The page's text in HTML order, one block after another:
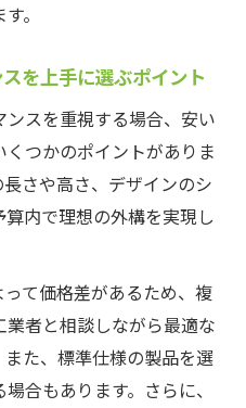
。
を上手に選ぶポイント
スを重視する場合、安い
つかのポイントがありま
さや高さ、デザインのシ
内で理想の外構を実現し
て価格差があるため、複
者と相談しながら最適な
た、標準仕様の製品を選
合もあります。さらに、